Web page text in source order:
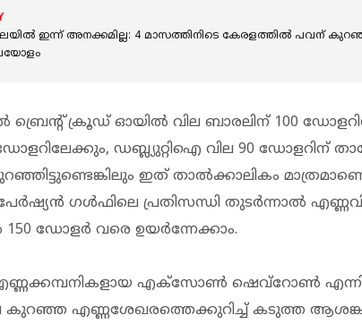
ഇന്ന് അനക്കമില്ല: 4 മാസത്തിനിടെ കേരളത്തില്‍ പവന്
ബ്രെന്റ് ക്രൂഡ് ഓയിൽ വില ബാരലിന് 100
ഡബ്ല്യുറ്റിഐ വില 90 ഡോളറിന്
ഇത് താൽക്കാലികം
ഗൾഫിലെ പ്രതിസന്ധി തുടർന്നാൽ
ഡോളർ വരെ ഉയർന്നേക്കാം.
എക്സോൺ ഷെവ്റോൺ
കുറഞ്ഞ എണ്ണശേഖരത്തെക്കുറിച്ച് കടുത്ത